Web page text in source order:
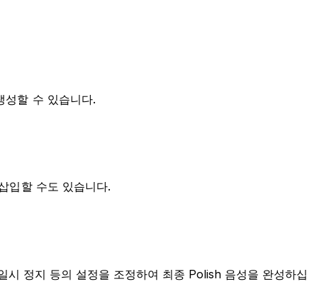
성할 수 있습니다.
입할 수도 있습니다.
정지 등의 설정을 조정하여 최종 Polish 음성을 완성하십